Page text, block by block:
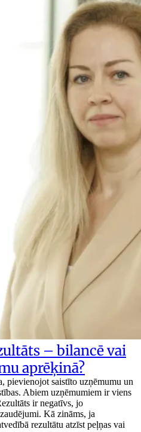
– bilancē vai
aprēķinā?
pievienojot saistīto uzņēmumu un
Abiem uzņēmumiem ir viens
ir negatīvs, jo
Kā zināms, ja
rezultātu atzīst peļņas vai